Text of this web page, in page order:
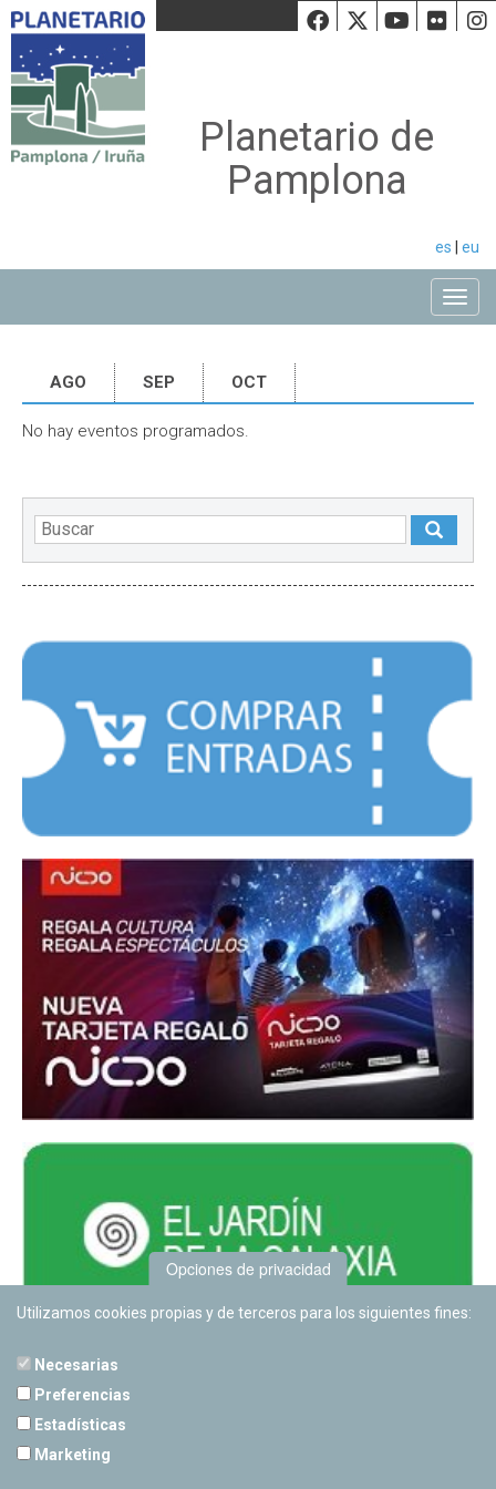
Facebook
Twiiter
Planetario de
Pamplona
es eu
AGO SEP OCT
No hay eventos programados.
Opciones de privacidad
Utilizamos cookies propias y de terceros para los siguientes fines:
Necesarias
Preferencias
Estadísticas
Marketing